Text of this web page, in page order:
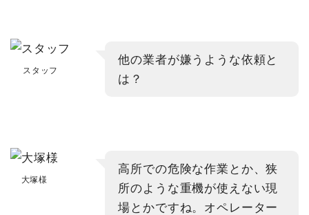
スタッフ
他の業者が嫌うような依頼と
は？
大塚様
高所での危険な作業とか、狭
所のような重機が使えない現
場とかですね。オペレーター